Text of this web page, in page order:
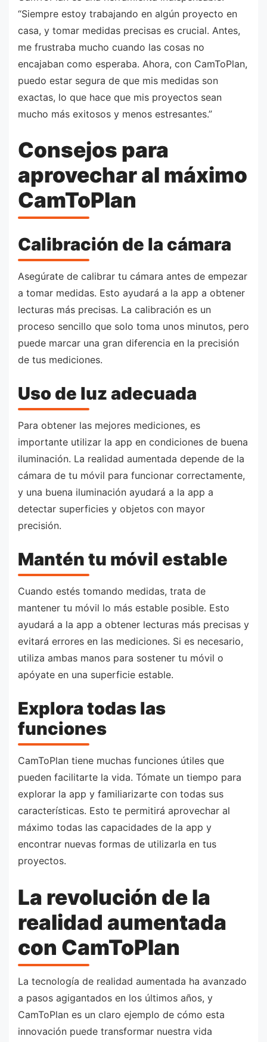
“Siempre estoy trabajando en algún proyecto en
casa, y tomar medidas precisas es crucial. Antes,
me frustraba mucho cuando las cosas no
encajaban como esperaba. Ahora, con CamToPlan,
puedo estar segura de que mis medidas son
exactas, lo que hace que mis proyectos sean
mucho más exitosos y menos estresantes.”
Consejos para
aprovechar al máximo
CamToPlan
Calibración de la cámara
Asegúrate de calibrar tu cámara antes de empezar
a tomar medidas. Esto ayudará a la app a obtener
lecturas más precisas. La calibración es un
proceso sencillo que solo toma unos minutos, pero
puede marcar una gran diferencia en la precisión
de tus mediciones.
Uso de luz adecuada
Para obtener las mejores mediciones, es
importante utilizar la app en condiciones de buena
iluminación. La realidad aumentada depende de la
cámara de tu móvil para funcionar correctamente,
y una buena iluminación ayudará a la app a
detectar superficies y objetos con mayor
precisión.
Mantén tu móvil estable
Cuando estés tomando medidas, trata de
mantener tu móvil lo más estable posible. Esto
ayudará a la app a obtener lecturas más precisas y
evitará errores en las mediciones. Si es necesario,
utiliza ambas manos para sostener tu móvil o
apóyate en una superficie estable.
Explora todas las
funciones
CamToPlan tiene muchas funciones útiles que
pueden facilitarte la vida. Tómate un tiempo para
explorar la app y familiarizarte con todas sus
características. Esto te permitirá aprovechar al
máximo todas las capacidades de la app y
encontrar nuevas formas de utilizarla en tus
proyectos.
La revolución de la
realidad aumentada
con CamToPlan
La tecnología de realidad aumentada ha avanzado
a pasos agigantados en los últimos años, y
CamToPlan es un claro ejemplo de cómo esta
innovación puede transformar nuestra vida